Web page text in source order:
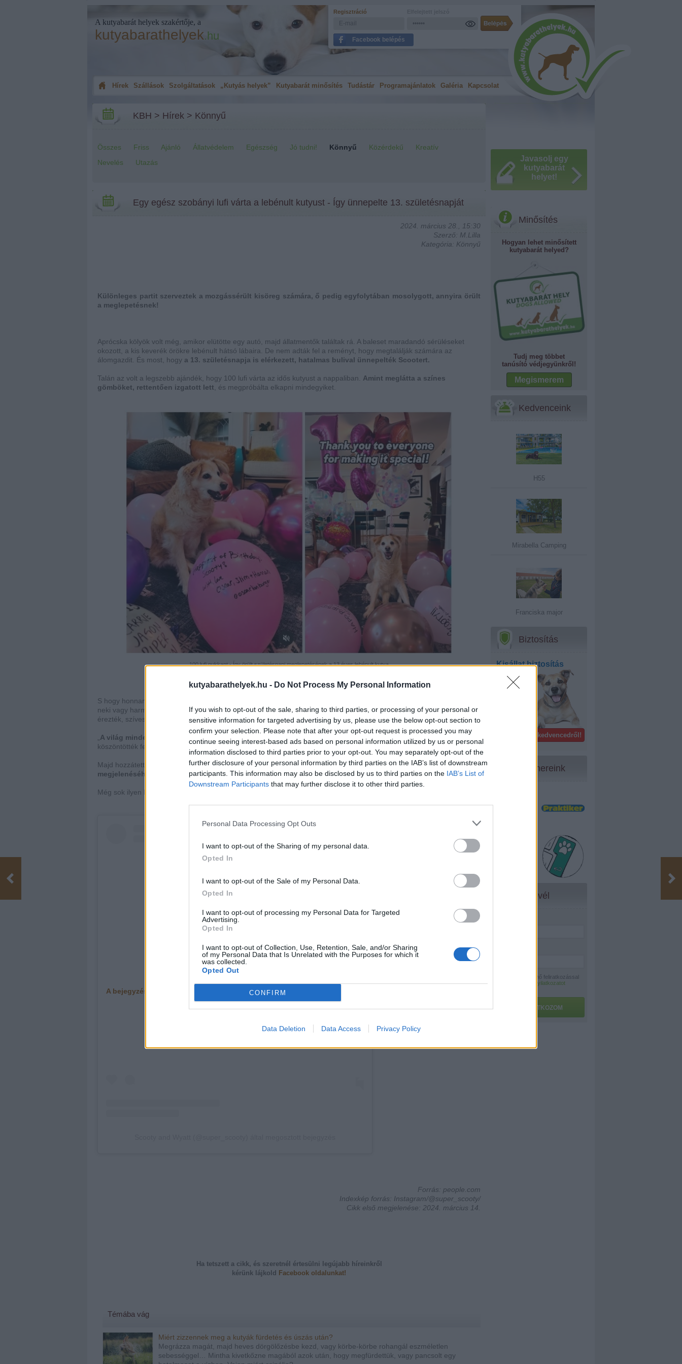
kutyabarathelyek.hu - Do Not Process My Personal Information
If you wish to opt-out of the sale, sharing to third parties, or processing of your personal or
sensitive information for targeted advertising by us, please use the below opt-out section to
confirm your selection. Please note that after your opt-out request is processed you may
continue seeing interest-based ads based on personal information utilized by us or personal
information disclosed to third parties prior to your opt-out. You may separately opt-out of the
further disclosure of your personal information by third parties on the IAB’s list of downstream
participants. This information may also be disclosed by us to third parties on the IAB’s List of
Downstream Participants that may further disclose it to other third parties.
Personal Data Processing Opt Outs
I want to opt-out of the Sharing of my personal data.
Opted In
I want to opt-out of the Sale of my Personal Data.
Opted In
I want to opt-out of processing my Personal Data for Targeted
Advertising.
Opted In
I want to opt-out of Collection, Use, Retention, Sale, and/or Sharing
of my Personal Data that Is Unrelated with the Purposes for which it
was collected.
Opted Out
CONFIRM
Data Deletion Data Access Privacy Policy
A kutyabarát helyek szakértője, a
kutyabarathelyek.hu
Regisztráció
Facebook belépés
Hírek Szállások Szolgáltatások „Kutyás helyek” Kutyabarát minősítés Tudástár Programajánlatok Galéria Kapcsolat
KBH > Hírek > Könnyű
Összes Friss Ajánló Állatvédelem Egészség Jó tudni! Könnyű Közérdekű
Kreatív
Nevelés
Utazás
Egy egész szobányi lufi várta a lebénult kutyust - Így ünnepelte 13. születésnapját
2024. március 28., 15:30
Szerző: M.Lilla
Kategória: Könnyű
Különleges partit szerveztek a mozgássérült kisöreg számára, ő pedig egyfolytában mosolygott, annyira örült
a meglepetésnek!
Aprócska kölyök volt még, amikor elütötte egy autó, majd állatmentők találtak rá. A baleset maradandó sérüléseket
okozott, a kis keverék örökre lebénult hátsó lábaira. De nem adták fel a reményt, hogy megtalálják számára az
álomgazdit. És most, hogy a 13. születésnapja is elérkezett, hatalmas bulival ünnepelték Scootert.
Talán az volt a legszebb ajándék, hogy 100 lufi várta az idős kutyust a nappaliban. Amint meglátta a színes
gömböket, rettentően izgatott lett , és megpróbálta elkapni mindegyiket.
100 lufi pukkant - Így örült születésnapi meglepetésének a 13 éves lebénult kutya
S hogy honnan jött az ötlet?
neki vagy harmincat. Pár hete megosztotta avideótközösségi oldalán, amire rengetegen felkapták a fejüket, és úgy
érezték, szívesen bedobnának valamit Scooter idei meglepetésébe:
A világ minden tájáról érkeztek a lufik
, és az emberek kézzel írott képeslapokat mellékeltek a csomagokhoz, így
köszöntötték fel Scootert” -
lelkendezett gazdija.
Majd hozzátette, hogy azok, adományaikkal támogatták a szülinapi parti dekorációját, egyúttalkönyvük
megjelenéséhez is hozzájárultak, melynek főszereplője természetesen a mosolygós kisöreg lesz.
Még sok ilyen Boldog Szülinapot kívánunk, Scooter!
A bejegyzés megtekintése az Instagramon
Forrás: people.com
Indexkép forrás: Instagram/@super_scooty/
Cikk első megjelenése: 2024. március 14.
Ha tetszett a cikk, és szeretnél értesülni legújabb híreinkről
kérünk lájkold Facebook oldalunkat!
Témába vág
Miért zizzennek meg a kutyák fürdetés és úszás után?
Megrázza magát, majd heves dörgölőzésbe kezd, vagy körbe-körbe rohangál eszméletlen
sebességgel… Mintha kivetkőzne magából azok után, hogy megfürdettük, vagy pancsolt egy
Javasolj egy
kutyabarát
helyet!
Minősítés
Hogyan lehet minősített
kutyabarát helyed?
Tudj meg többet
tanúsító védjegyünkről!
Megismerem
Kedvenceink
H55
Mirabella Camping
Franciska major
Biztosítás
Kisállat biztosítás
bel- és
külföldön!
Gondoskodj kedvencedről!
Partnereink
Hírlevél
A hírlevélre történő feliratkozással
adatvédelmi nyilatkozatot
FELIRATKOZOM